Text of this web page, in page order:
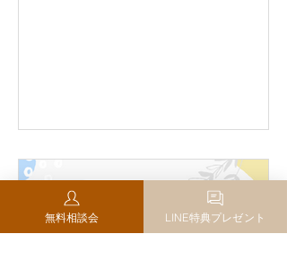
無料相談会 LINE特典プレゼント